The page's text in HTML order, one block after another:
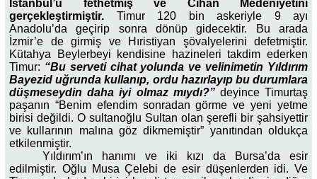
İstanbul’u fethetmiş ve Cihan Medeniyetini
gerçekleştirmiştir.
Timur 120 bin askeriyle 9 ayı
Anadolu’da geçirip sonra dönüp gidecektir. Bu arada
İzmir’e de girmiş ve Hıristiyan şövalyelerini defetmiştir.
Kütahya Beylerbeyi kendisine hazineleri takdim ederken
Timur: “Bu serveti cihat yolunda ve velinimetin Yıldırım
Bayezid uğrunda kullanıp, ordu hazırlayıp bu durumlara
düşmeseydin daha iyi olmaz mıydı?”deyince Timurtaş
paşanın “Benim efendim sonradan görme ve yeni yetme
birisi değildi. O sultanoğlu Sultan olan şerefli bir şahsiyettir
ve kullarının malına göz dikmemiştir” yanıtından oldukça
etkilenmiştir.
Yıldırım’ın hanımı ve iki kızı da Bursa’da esir
edilmiştir. Oğlu Musa Çelebi de esir düşenlerden idi. Ve